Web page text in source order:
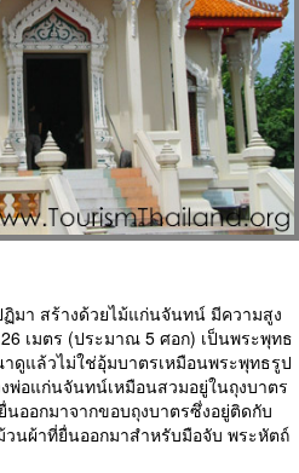
มา สร้างด้วยไม้แก่นจันทน์ มีความสูง
เมตร (ประมาณ 5 ศอก) เป็นพระพุทธ
ดูแล้วไม่ใช่อุ้มบาตรเหมือนพระพุทธรูป
พ่อแก่นจันทน์เหมือนสวมอยู่ในถุงบาตร
ออกมาจากขอบถุงบาตรซึ่งอยู่ติดกับ
นผ้าที่ยื่นออกมาสำหรับมือจับ พระหัตถ์